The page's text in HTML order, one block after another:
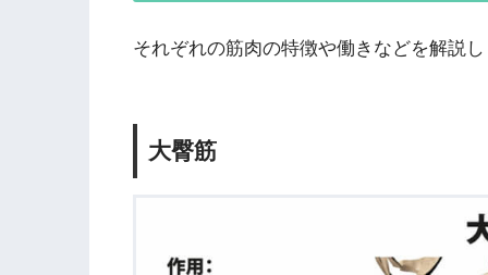
それぞれの筋肉の特徴や働きなどを解説
大臀筋